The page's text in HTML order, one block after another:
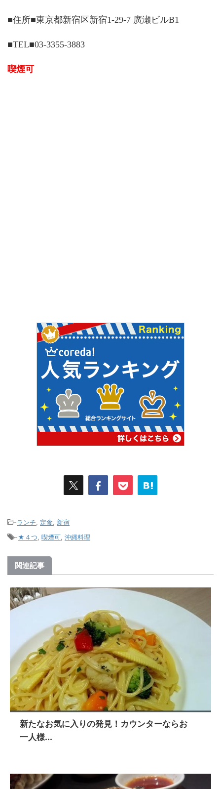
■住所■東京都新宿区新宿1-29-7 廣瀬ビルB1
■TEL■03-3355-3883
喫煙可
-ランチ 定食
新宿
-★４つ 喫煙可 沖縄料理
関連記事
新たなお気に入りの発見！カウンターならお
一人様...